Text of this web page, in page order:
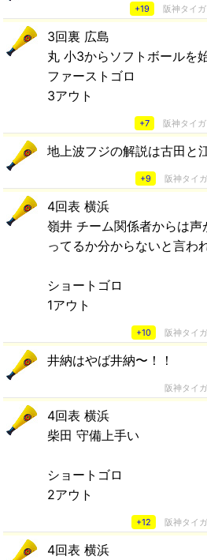
+19 阪神タイガ
3回裏 広島
丸 小3からソフトボールを
ファーストゴロ
3アウト
+7 阪神タイガ
地上波フジの解説は古田と
+9 阪神タイ
4回表 横浜
嶺井 チーム関係者からは
ってるか分からないと言わ
ショートゴロ
1アウト
+10 阪神タイ
井納はやば井納〜！！
阪神タイ
4回表 横浜
柴田 守備上手い
ショートゴロ
2アウト
+12 阪神タイ
4回表 横浜